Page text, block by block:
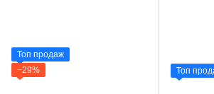
Топ продаж
−29%
Топ